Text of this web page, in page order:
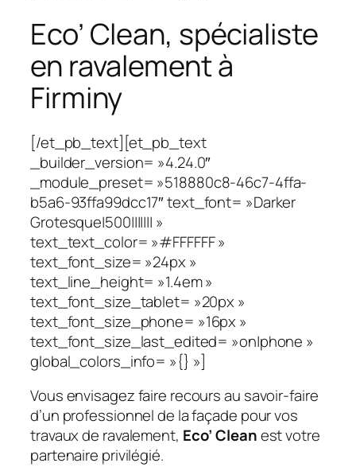
Eco’ Clean, spécialiste
en ravalement à
Firminy
[/et_pb_text][et_pb_text
_builder_version= »4.24.0″
_module_preset= »518880c8-46c7-4ffa-
b5a6-93ffa99dcc17″ text_font= »Darker
Grotesque|500||||||| »
text_text_color= »#FFFFFF »
text_font_size= »24px »
text_line_height= »1.4em »
text_font_size_tablet= »20px »
text_font_size_phone= »16px »
text_font_size_last_edited= »on|phone »
global_colors_info= »{} »]
Vous envisagez faire recours au savoir-faire
d’un professionnel de la façade pour vos
travaux de ravalement, Eco’ Cleanest votre
partenaire privilégié.